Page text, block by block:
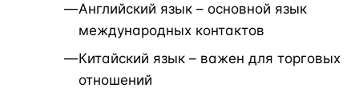
Английский язык – основной язык
международных контактов
Китайский язык – важен для торговых
отношений